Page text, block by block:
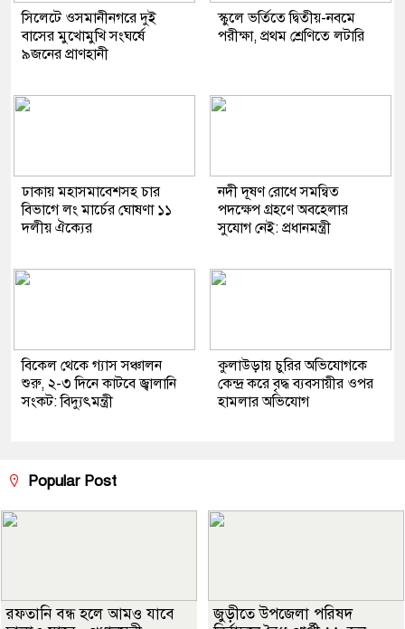
সিলেটে ওসমানীনগরে দুই
বাসের মুখোমুখি সংঘর্ষে
৯জনের প্রাণহানী
স্কুলে ভর্তিতে দ্বিতীয়-নবমে
পরীক্ষা, প্রথম শ্রেণিতে লটারি
ঢাকায় মহাসমাবেশসহ চার
বিভাগে লং মার্চের ঘোষণা ১১
দলীয় ঐক্যের
নদী দূষণ রোধে সমন্বিত
পদক্ষেপ গ্রহণে অবহেলার
সুযোগ নেই: প্রধানমন্ত্রী
বিকেল থেকে গ্যাস সঞ্চালন
শুরু, ২-৩ দিনে কাটবে জ্বালানি
সংকট: বিদ্যুৎমন্ত্রী
কুলাউড়ায় চুরির অভিযোগকে
কেন্দ্র করে বৃদ্ধ ব্যবসায়ীর ওপর
হামলার অভিযোগ
Popular Post
রফতানি বন্ধ হলে আমও যাবে
জুড়ীতে উপজেলা পরিষদ